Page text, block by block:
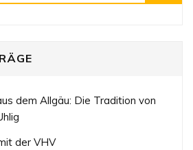
dem Allgäu: Die Tradition von
der VHV